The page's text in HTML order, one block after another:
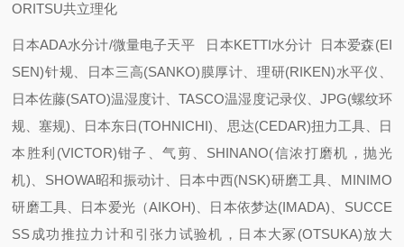
ORITSU共立理化
日本ADA水分计/微量电子天平 日本KETTI水分计 日本爱森(EI
SEN)针规、日本三高(SANKO)膜厚计、理研(RIKEN)水平仪、
日本佐藤(SATO)温湿度计、TASCO温湿度记录仪、JPG(螺纹环
规、塞规)、日本东日(TOHNICHI)、思达(CEDAR)扭力工具、日
本胜利(VICTOR)钳子、气剪、SHINANO(信浓打磨机，抛光
机)、SHOWA昭和振动计、日本中西(NSK)研磨工具、MINIMO
研磨工具、日本爱光（AIKOH)、日本依梦达(IMADA)、SUCCE
SS成功推拉力计和引张力试验机，日本大冢(OTSUKA)放大